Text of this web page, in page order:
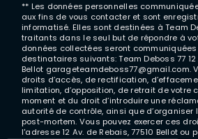
** Les données personnelles
aux fins de vous contacter et sont
informatisé. Elles sont destinées à Team
traitants dans le seul but de répondre à
données collectées seront
destinataires suivants: Team Deboss 77 12
Bellot garageteamdeboss77@gmail.com.
droits d’accès, de rectification,
limitation, d’opposition, de retrait de votre
moment et du droit d’introduire une
autorité de contrôle, ainsi que d’organiser
post-mortem. Vous pouvez exercer ces
l'adresse 12 Av. de Rebais, 77510 Bellot ou